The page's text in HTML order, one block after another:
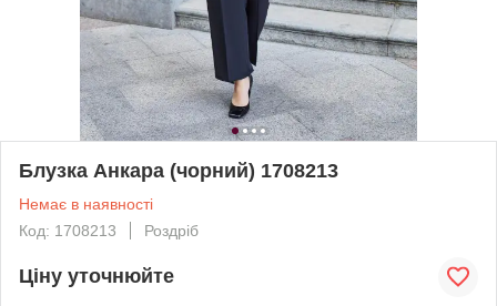
Блузка Анкара (чорний) 1708213
Немає в наявності
Код: 1708213
Роздріб
Ціну уточнюйте